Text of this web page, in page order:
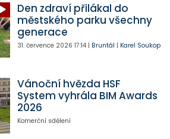
Den zdraví přilákal do
městského parku všechny
generace
31. července 2026 17:14| Bruntál | Karel Soukop
Vánoční hvězda HSF
System vyhrála BIM Awards
2026
Komerční sdělení